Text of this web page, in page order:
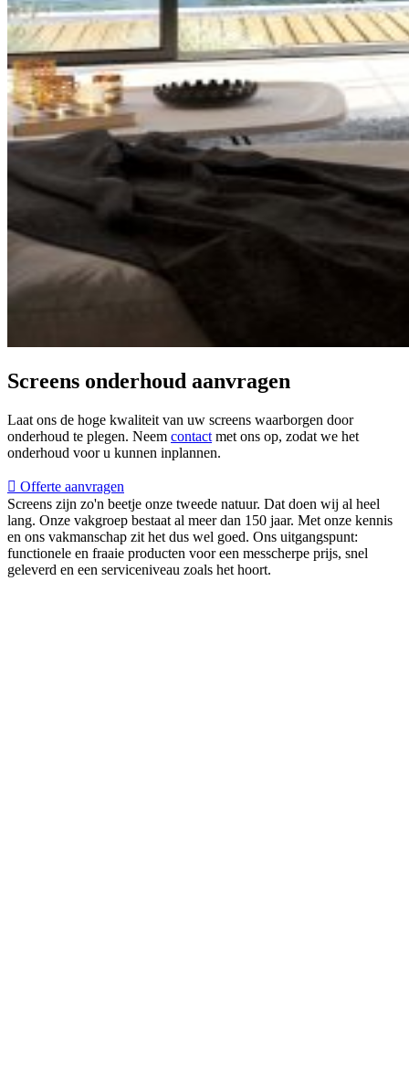
Screens onderhoud aanvragen
Laat ons de hoge kwaliteit van uw screens waarborgen door
onderhoud te plegen. Neem contact met ons op, zodat we het
onderhoud voor u kunnen inplannen.
Offerte aanvragen
Screens zijn zo'n beetje onze tweede natuur. Dat doen wij al heel
lang. Onze vakgroep bestaat al meer dan 150 jaar. Met onze kennis
en ons vakmanschap zit het dus wel goed. Ons uitgangspunt:
functionele en fraaie producten voor een messcherpe prijs, snel
geleverd en een serviceniveau zoals het hoort.